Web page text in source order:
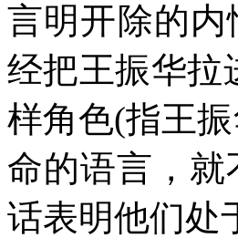
言明开除的
经把王振华拉
样角色(指王
命的语言，就
话表明他们处